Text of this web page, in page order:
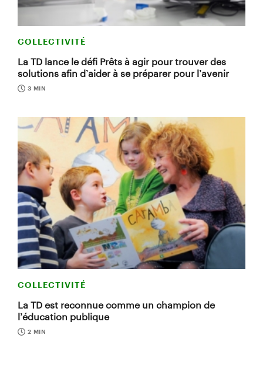
COLLECTIVITÉ
La TD lance le défi Prêts à agir pour trouver des
solutions afin d’aider à se préparer pour l’avenir
3 MIN
COLLECTIVITÉ
La TD est reconnue comme un champion de
l’éducation publique
2 MIN